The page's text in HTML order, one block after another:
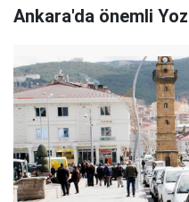
Ankara'da önemli